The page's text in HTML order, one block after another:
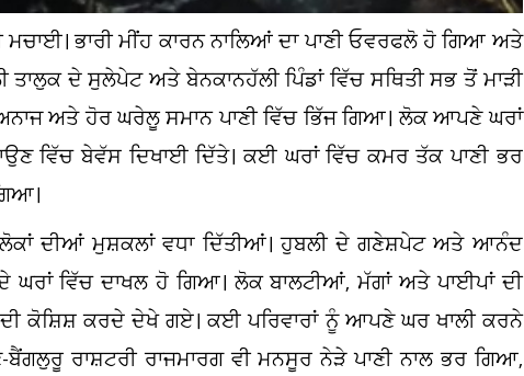
ਮਚਾਈ। ਭਾਰੀ ਮੀਂਹ ਕਾਰਨ ਨਾਲਿਆਂ ਦਾ ਪਾਣੀ ਓਵਰਫਲੋ ਹੋ ਗਿਆ ਅਤੇ
ਤਾਲੁਕ ਦੇ ਸੁਲੇਪੇਟ ਅਤੇ ਬੇਨਕਾਨਹੱਲੀ ਪਿੰਡਾਂ ਵਿੱਚ ਸਥਿਤੀ ਸਭ ਤੋਂ ਮਾੜੀ
ਅਤੇ ਹੋਰ ਘਰੇਲੂ ਸਮਾਨ ਪਾਣੀ ਵਿੱਚ ਭਿੱਜ ਗਿਆ। ਲੋਕ ਆਪਣੇ ਘਰਾਂ
ਵਿੱਚ ਬੇਵੱਸ ਦਿਖਾਈ ਦਿੱਤੇ। ਕਈ ਘਰਾਂ ਵਿੱਚ ਕਮਰ ਤੱਕ ਪਾਣੀ ਭਰ
ਲੋਕਾਂ ਦੀਆਂ ਮੁਸ਼ਕਲਾਂ ਵਧਾ ਦਿੱਤੀਆਂ। ਹੁਬਲੀ ਦੇ ਗਣੇਸ਼ਪੇਟ ਅਤੇ ਆਨੰਦ
ਘਰਾਂ ਵਿੱਚ ਦਾਖਲ ਹੋ ਗਿਆ। ਲੋਕ ਬਾਲਟੀਆਂ, ਮੱਗਾਂ ਅਤੇ ਪਾਈਪਾਂ ਦੀ
ਕੋਸ਼ਿਸ਼ ਕਰਦੇ ਦੇਖੇ ਗਏ। ਕਈ ਪਰਿਵਾਰਾਂ ਨੂੰ ਆਪਣੇ ਘਰ ਖਾਲੀ ਕਰਨੇ
ਬੈਂਗਲੁਰੂ ਰਾਸ਼ਟਰੀ ਰਾਜਮਾਰਗ ਵੀ ਮਨਸੂਰ ਨੇੜੇ ਪਾਣੀ ਨਾਲ ਭਰ ਗਿਆ,